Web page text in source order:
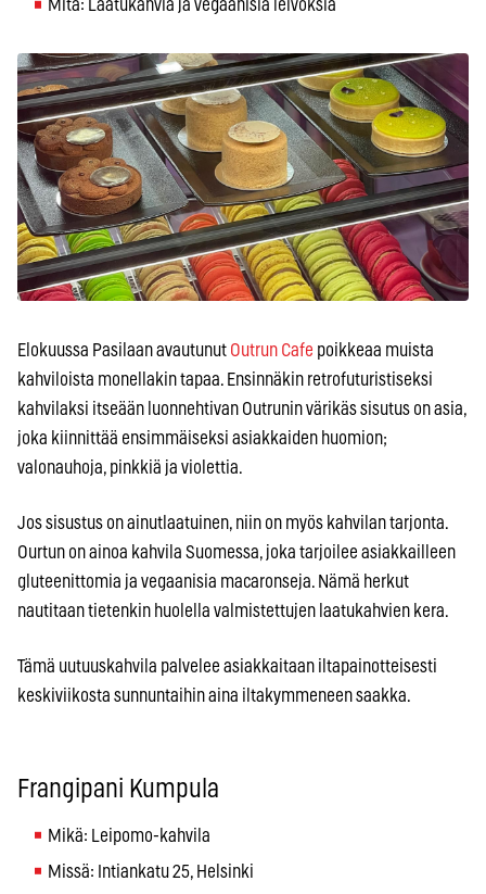
Mitä: Laatukahvia ja vegaanisia leivoksia
Elokuussa Pasilaan avautunut Outrun Cafe poikkeaa muista
kahviloista monellakin tapaa. Ensinnäkin retrofuturistiseksi
kahvilaksi itseään luonnehtivan Outrunin värikäs sisutus on asia,
joka kiinnittää ensimmäiseksi asiakkaiden huomion;
valonauhoja, pinkkiä ja violettia.
Jos sisustus on ainutlaatuinen, niin on myös kahvilan tarjonta.
Ourtun on ainoa kahvila Suomessa, joka tarjoilee asiakkailleen
gluteenittomia ja vegaanisia macaronseja. Nämä herkut
nautitaan tietenkin huolella valmistettujen laatukahvien kera.
Tämä uutuuskahvila palvelee asiakkaitaan iltapainotteisesti
keskiviikosta sunnuntaihin aina iltakymmeneen saakka.
Frangipani Kumpula
Mikä: Leipomo-kahvila
Missä: Intiankatu 25, Helsinki